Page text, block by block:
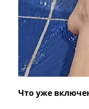
Что уже